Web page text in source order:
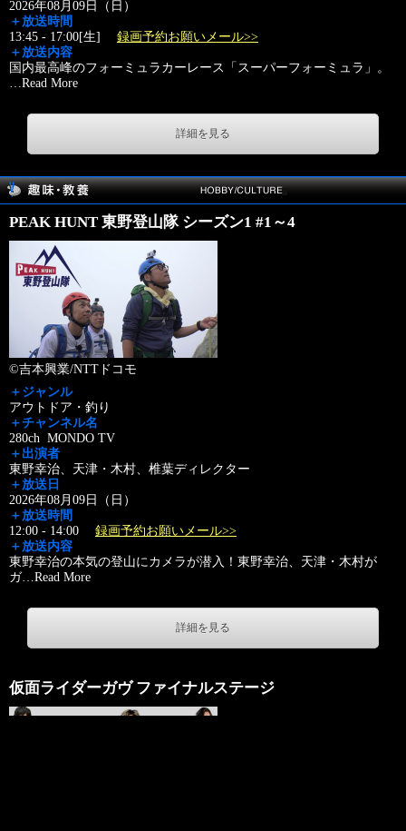
2026年08月09日（日）
＋放送時間
13:45 - 17:00[生] 録画予約お願いメール>>
＋放送内容
国内最高峰のフォーミュラカーレース「スーパーフォーミュラ」。
…Read More
詳細を見る
PEAK HUNT 東野登山隊 シーズン1 #1～4
©吉本興業/NTTドコモ
＋ジャンル
アウトドア・釣り
＋チャンネル名
280ch MONDO TV
＋出演者
東野幸治、天津・木村、椎葉ディレクター
＋放送日
2026年08月09日（日）
＋放送時間
12:00 - 14:00 録画予約お願いメール>>
＋放送内容
東野幸治の本気の登山にカメラが潜入！東野幸治、天津・木村が
ガ…Read More
詳細を見る
仮面ライダーガヴ ファイナルステージ